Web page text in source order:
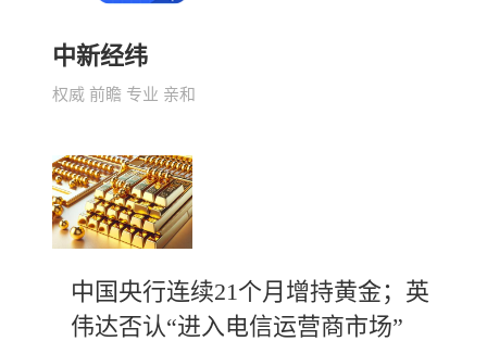
中新经纬
权威 前瞻 专业 亲和
中国央行连续21个月增持黄金；英
伟达否认“进入电信运营商市场”